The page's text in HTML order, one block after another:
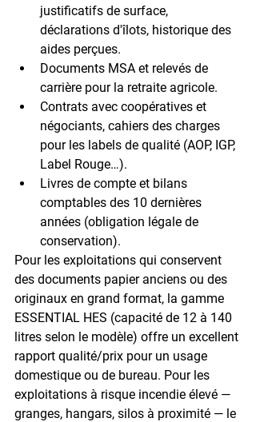
justificatifs de surface,
déclarations d'îlots, historique des
aides perçues.
Documents MSA et relevés de
carrière pour la retraite agricole.
Contrats avec coopératives et
négociants, cahiers des charges
pour les labels de qualité (AOP, IGP,
Label Rouge…).
Livres de compte et bilans
comptables des 10 dernières
années (obligation légale de
conservation).
Pour les exploitations qui conservent
des documents papier anciens ou des
originaux en grand format, la gamme
ESSENTIAL HES (capacité de 12 à 140
litres selon le modèle) offre un excellent
rapport qualité/prix pour un usage
domestique ou de bureau. Pour les
exploitations à risque incendie élevé —
granges, hangars, silos à proximité — le